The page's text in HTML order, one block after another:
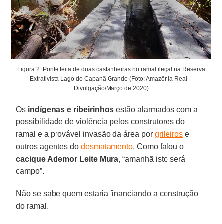
Figura 2. Ponte feita de duas castanheiras no ramal ilegal na Reserva
Extrativista Lago do Capanã Grande (Foto: Amazônia Real –
Divulgação/Março de 2020)
Os indígenas e ribeirinhos estão alarmados com a
possibilidade de violência pelos construtores do
ramal e a provável invasão da área porgrileiros e
outros agentes dodesmatamento. Como falou o
cacique Ademor Leite Mura, “amanhã isto será
campo”.
Não se sabe quem estaria financiando a construção
do ramal.